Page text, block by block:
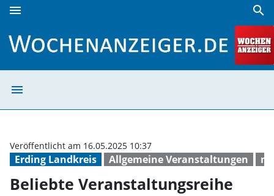
menu search
menu
Erding Landkreis Allgemeine Veranstaltungen
Veröffentlicht am 16.05.2025 10:37
Beliebte Veranstaltungsreihe